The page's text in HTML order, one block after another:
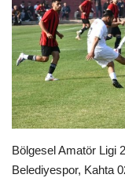
Gündem
Tekno Bilim
Ekonomi
Siyaset
Bölgesel Amatör Ligi
Belediyespor, Kahta